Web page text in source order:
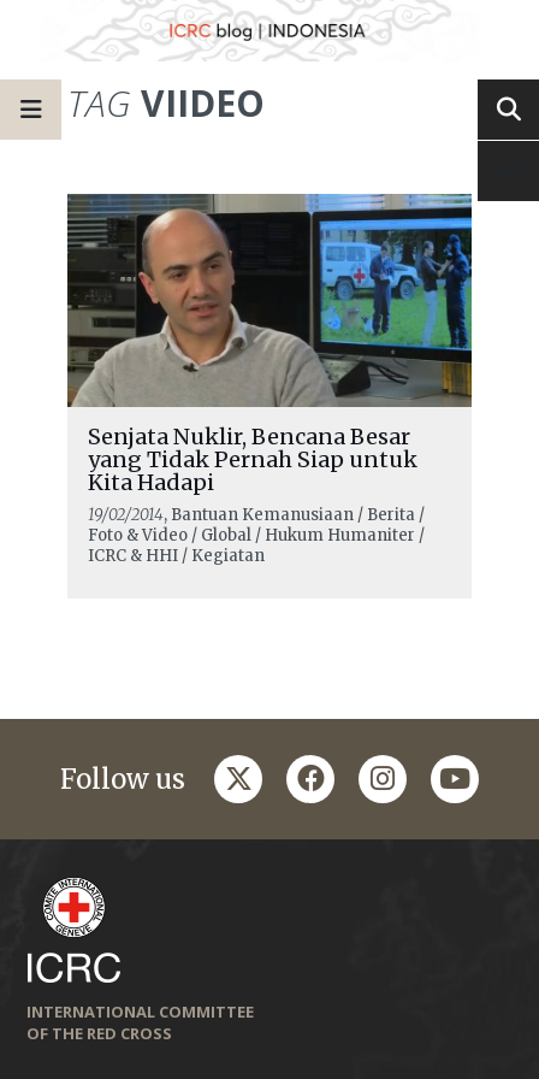
TAG VIIDEO
Senjata Nuklir, Bencana Besar
yang Tidak Pernah Siap untuk
Kita Hadapi
19/02/2014, Bantuan Kemanusiaan / Berita /
Foto & Video / Global / Hukum Humaniter /
ICRC & HHI / Kegiatan
Follow us twitterfacebookinstagramyoutube
INTERNATIONAL COMMITTEE
OF THE RED CROSS